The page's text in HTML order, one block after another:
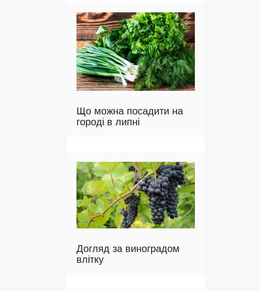
Що можна посадити на
городі в липні
Догляд за виноградом
влітку